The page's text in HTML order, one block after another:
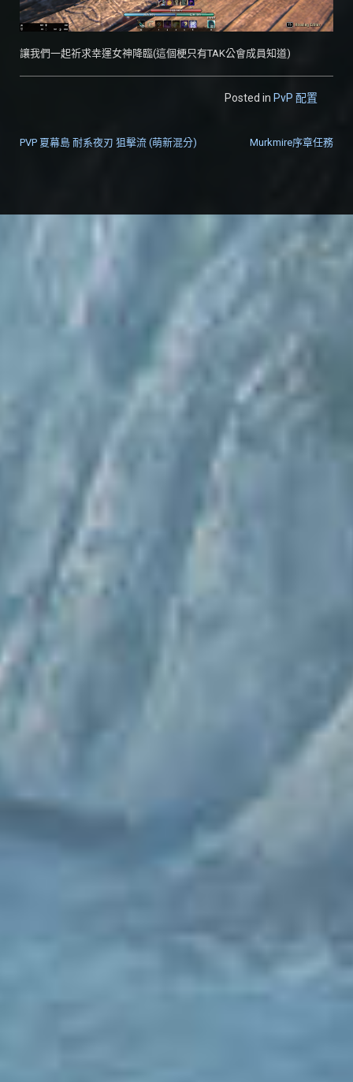
讓我們一起祈求幸運女神降臨(這個梗只有TAK公會成員知道)
Posted in PvP 配置
文章導覽
PVP 夏幕島 耐系夜刃 狙擊流 (萌新混分) Murkmire序章任務